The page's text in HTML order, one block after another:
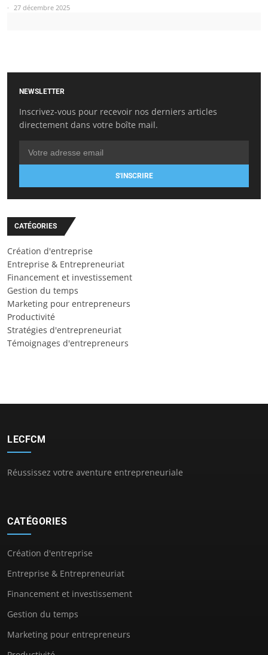
27 décembre 2025
NEWSLETTER
Inscrivez-vous pour recevoir nos derniers articles
directement dans votre boîte mail.
S'INSCRIRE
CATÉGORIES
Création d'entreprise
Entreprise & Entrepreneuriat
Financement et investissement
Gestion du temps
Marketing pour entrepreneurs
Productivité
Stratégies d'entrepreneuriat
Témoignages d'entrepreneurs
LECFCM
Réussissez votre aventure entrepreneuriale
CATÉGORIES
Création d'entreprise
Entreprise & Entrepreneuriat
Financement et investissement
Gestion du temps
Marketing pour entrepreneurs